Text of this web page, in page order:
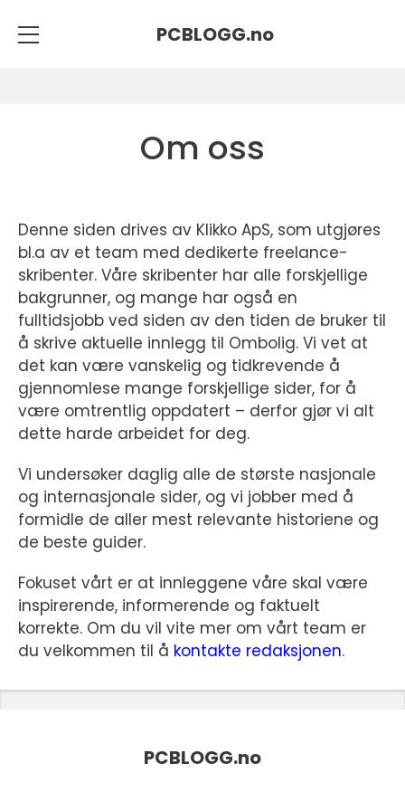
PCBLOGG.no
Om oss
Denne siden drives av Klikko ApS, som utgjøres
bl.a av et team med dedikerte freelance-
skribenter. Våre skribenter har alle forskjellige
bakgrunner, og mange har også en
fulltidsjobb ved siden av den tiden de bruker til
å skrive aktuelle innlegg til Ombolig. Vi vet at
det kan være vanskelig og tidkrevende å
gjennomlese mange forskjellige sider, for å
være omtrentlig oppdatert – derfor gjør vi alt
dette harde arbeidet for deg.
Vi undersøker daglig alle de største nasjonale
og internasjonale sider, og vi jobber med å
formidle de aller mest relevante historiene og
de beste guider.
Fokuset vårt er at innleggene våre skal være
inspirerende, informerende og faktuelt
korrekte. Om du vil vite mer om vårt team er
du velkommen til å kontakte redaksjonen.
PCBLOGG.no